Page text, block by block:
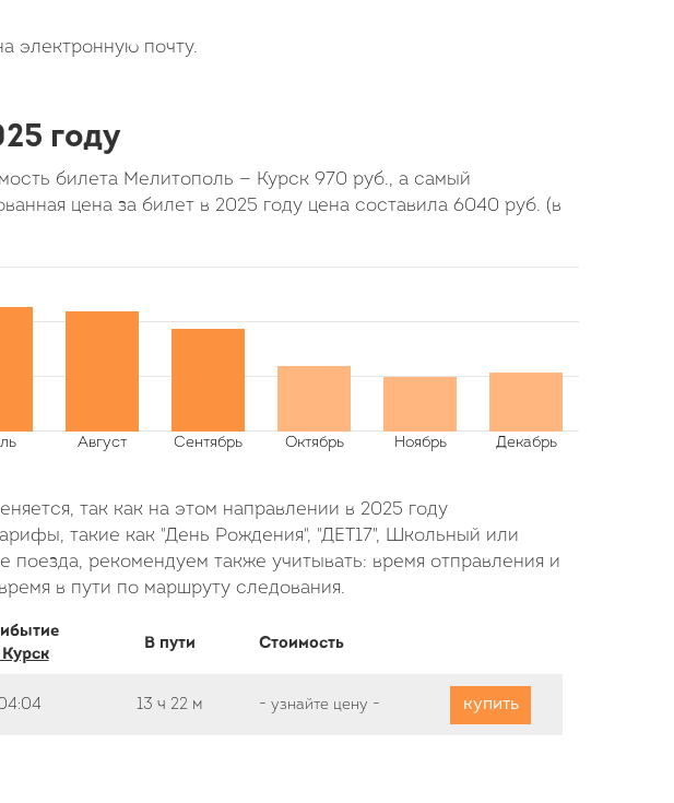
электронную почту.
году
билета Мелитополь — Курск 970 руб., а самый
цена за билет в 2025 году цена составила 6040 руб. (в
так как на этом направлении в 2025 году
такие как "День Рождения", "ДЕТ17", Школьный или
рекомендуем также учитывать: время отправления и
в пути по маршруту следования.
Курск
В пути Стоимость
13 ч 22 м -узнайте цену - купить